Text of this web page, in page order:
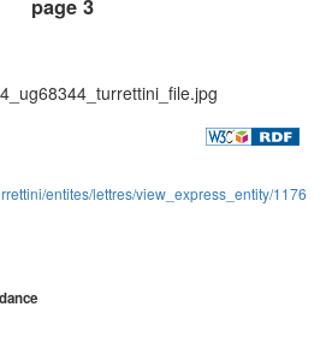
page 3
entites/lettres/view_express_entity/1176